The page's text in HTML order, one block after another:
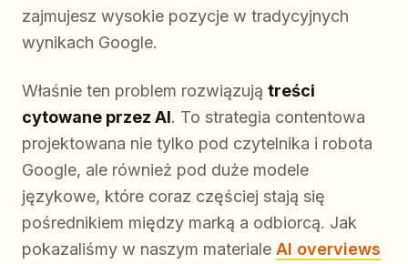
zajmujesz wysokie pozycje w tradycyjnych
wynikach Google.
Właśnie ten problem rozwiązują treści
cytowane przez AI. To strategia contentowa
projektowana nie tylko pod czytelnika i robota
Google, ale również pod duże modele
językowe, które coraz częściej stają się
pośrednikiem między marką a odbiorcą. Jak
pokazaliśmy w naszym materiale AI overviews